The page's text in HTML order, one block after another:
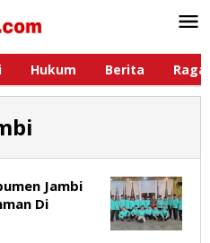
Hukum Berita
Jambi
Di